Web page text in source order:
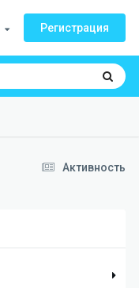
Регистрация
Активность